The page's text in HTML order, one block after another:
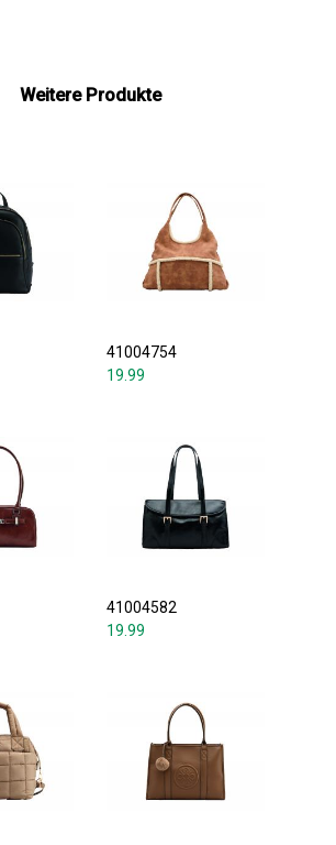
Weitere Produkte
41004754
19.99
41004582
19.99